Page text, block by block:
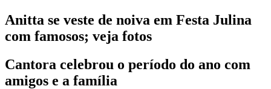
Anitta se veste de noiva em Festa Julina
com famosos; veja fotos
Cantora celebrou o período do ano com
amigos e a família